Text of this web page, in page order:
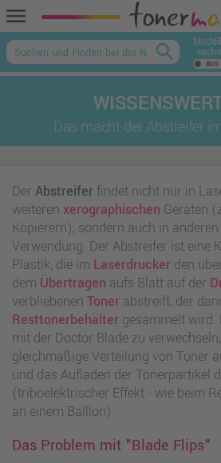
menu
keyboard_arrow_up
search suche
Das macht der Abstreifer
Der Abstreifer findet nicht nur in
weiteren xerographischen Geräten
Kopierern), sondern auch in
Verwendung. Der Abstreifer ist eine
Plastik, die im Laserdruckerden
dem Übertragen aufs Blatt auf der
verbliebenen Tonerabstreift, der
Resttonerbehältergesammelt wird.
mit der Doctor Blade zu
gleichmäßige Verteilung von Toner
und das Aufladen der Tonerpartikel
(triboelektrischer Effekt - wie beim
an einem Balllon).
Das Problem mit "Blade Flips"